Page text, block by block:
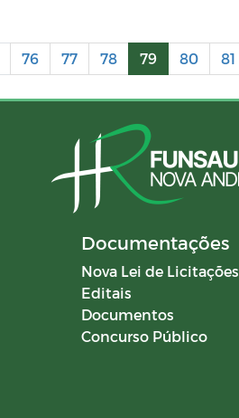
76 77 78 79 80 81
Documentações
Nova Lei de Licitações
Editais
Documentos
Concurso Público